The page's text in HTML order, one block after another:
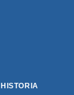
HISTORIA